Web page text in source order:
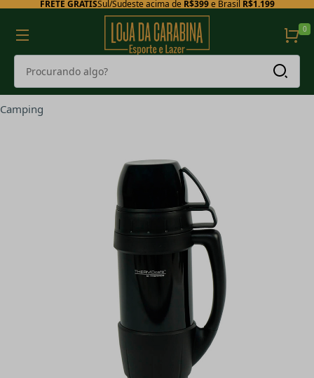
FRETE GRÁTISSul/Sudeste acima de R$399e Brasil R$1.199
0
Camping